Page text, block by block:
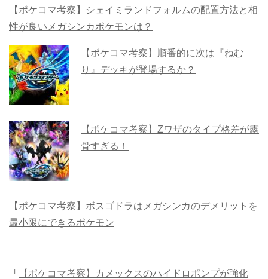
【ポケコマ考察】シェイミランドフォルムの配置方法と相
性が良いメガシンカポケモンは？
【ポケコマ考察】順番的に次は『ねむ
り』デッキが登場するか？
【ポケコマ考察】Zワザのタイプ格差が露
骨すぎる！
【ポケコマ考察】ボスゴドラはメガシンカのデメリットを
最小限にできるポケモン
「
【ポケコマ考察】カメックスのハイドロポンプが強化